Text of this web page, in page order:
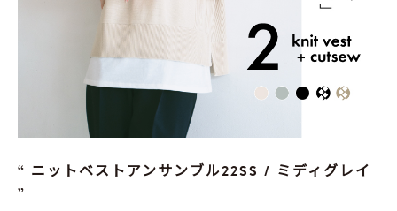
ニットベストアンサンブル22SS / ミディグレイ